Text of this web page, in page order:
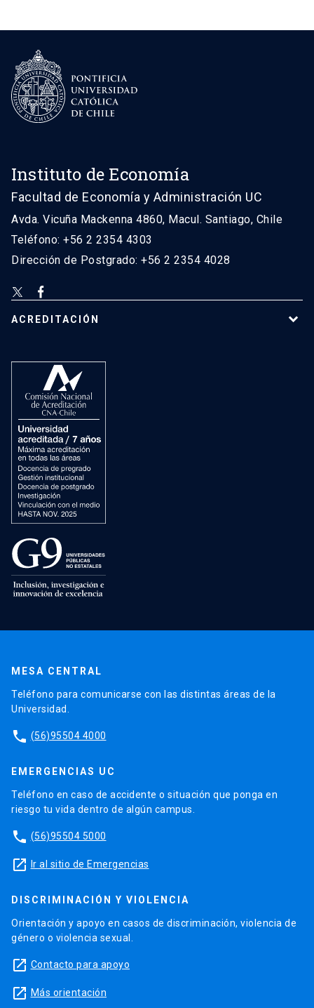
Instituto de Economía
Facultad de Economía y Administración UC
Avda. Vicuña Mackenna 4860, Macul. Santiago, Chile
Teléfono: +56 2 2354 4303
Dirección de Postgrado: +56 2 2354 4028
ACREDITACIÓN
MESA CENTRAL
Teléfono para comunicarse con las distintas áreas de la
Universidad.
phone (56)95504 4000
EMERGENCIAS UC
Teléfono en caso de accidente o situación que ponga en
riesgo tu vida dentro de algún campus.
phone (56)95504 5000
launch Ir al sitio de Emergencias
DISCRIMINACIÓN Y VIOLENCIA
Orientación y apoyo en casos de discriminación, violencia de
género o violencia sexual.
launch Contacto para apoyo
launch Más orientación